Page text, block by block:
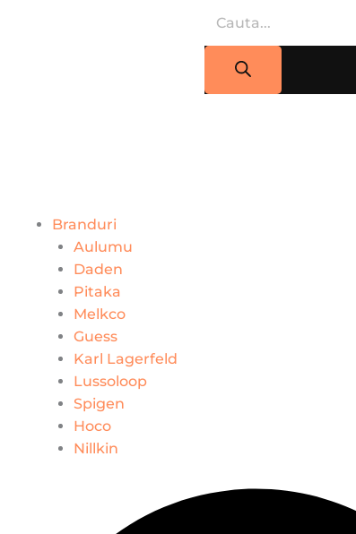
search
Branduri
Aulumu
Daden
Pitaka
Melkco
Guess
Karl Lagerfeld
Lussoloop
Spigen
Hoco
Nillkin